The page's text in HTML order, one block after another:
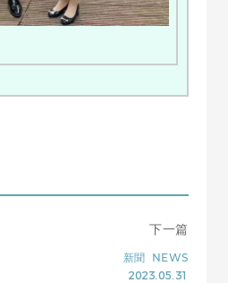
下一篇
新聞 NEWS
2023.05.31